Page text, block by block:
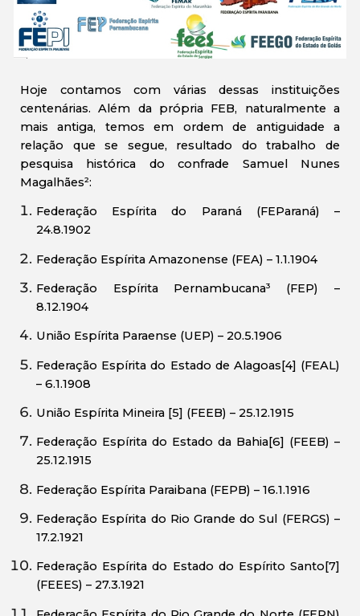
Hoje contamos com várias dessas instituições
centenárias. Além da própria FEB, naturalmente a
mais antiga, temos em ordem de antiguidade a
relação que se segue, resultado do trabalho de
pesquisa histórica do confrade Samuel Nunes
Magalhães²:
Federação Espírita do Paraná (FEParaná) –
24.8.1902
Federação Espírita Amazonense (FEA) – 1.1.1904
Federação Espírita Pernambucana³ (FEP) –
8.12.1904
União Espírita Paraense (UEP) – 20.5.1906
Federação Espírita do Estado de Alagoas[4] (FEAL)
– 6.1.1908
União Espírita Mineira [5] (FEEB) – 25.12.1915
Federação Espírita do Estado da Bahia[6] (FEEB) –
25.12.1915
Federação Espírita Paraibana (FEPB) – 16.1.1916
Federação Espírita do Rio Grande do Sul (FERGS) –
17.2.1921
Federação Espírita do Estado do Espírito Santo[7]
(FEEES) – 27.3.1921